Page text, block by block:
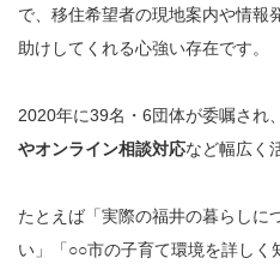
で、移住希望者の現地案内や情報
助けしてくれる心強い存在です。
2020年に39名・6団体が委嘱され、
やオンライン相談対応など幅広く
たとえば「実際の福井の暮らしに
い」「○○市の子育て環境を詳しく